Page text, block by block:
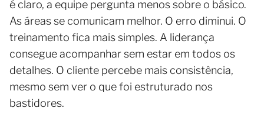
é claro, a equipe pergunta menos sobre o básico.
As áreas se comunicam melhor. O erro diminui. O
treinamento fica mais simples. A liderança
consegue acompanhar sem estar em todos os
detalhes. O cliente percebe mais consistência,
mesmo sem ver o que foi estruturado nos
bastidores.